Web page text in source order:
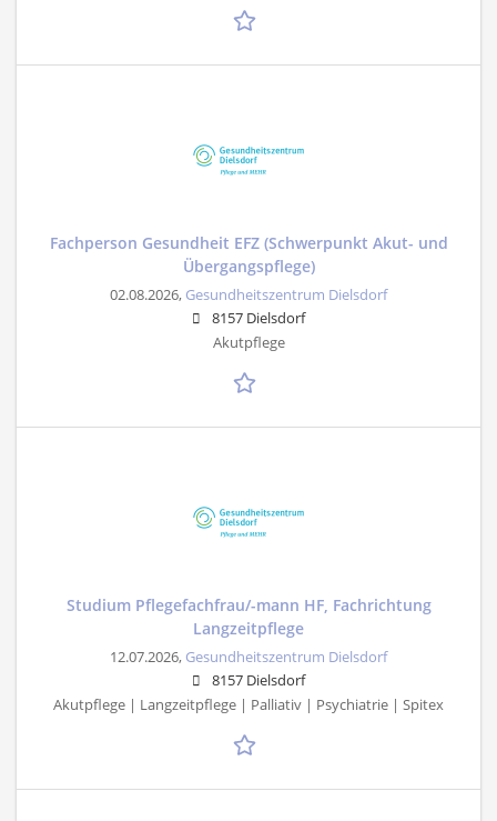
Fachperson Gesundheit EFZ (Schwerpunkt Akut- und
Übergangspflege)
02.08.2026, Gesundheitszentrum Dielsdorf
8157 Dielsdorf
Akutpflege
Studium Pflegefachfrau/-mann HF, Fachrichtung
Langzeitpflege
12.07.2026, Gesundheitszentrum Dielsdorf
8157 Dielsdorf
Akutpflege | Langzeitpflege | Palliativ | Psychiatrie | Spitex